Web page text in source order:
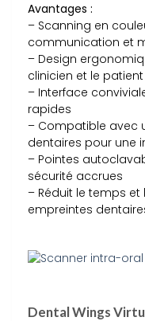
Avantages :
– Scanning en
communication et
– Design
clinicien et le patient
– Interface
rapides
– Compatible avec
dentaires pour une
– Pointes
sécurité accrues
– Réduit le temps
empreintes
Dental Wings